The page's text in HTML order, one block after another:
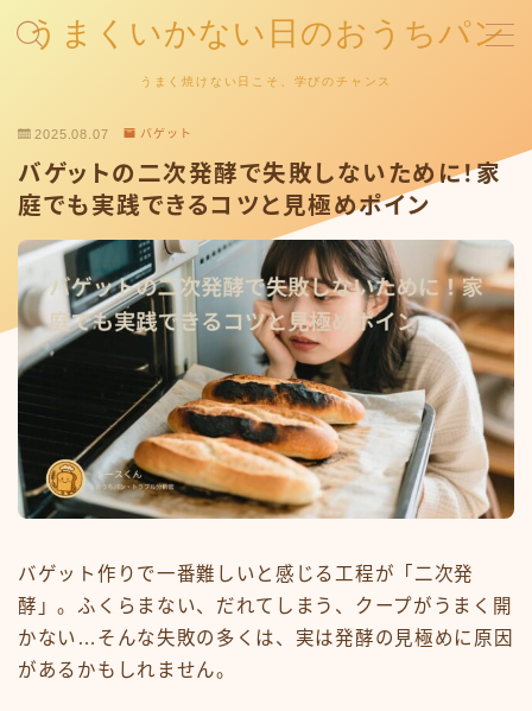
うまくいかない日のおうちパン
うまく焼けない日こそ、学びのチャンス
デモプリセット記事 #1
プライバシーポリシー
特定商取引法に基づく表記
2025.08.07 バゲット
バゲットの二次発酵で失敗しないために！家
庭でも実践できるコツと見極めポイン
バゲット作りで一番難しいと感じる工程が「二次発
酵」。ふくらまない、だれてしまう、クープがうまく開
かない…そんな失敗の多くは、実は発酵の見極めに原因
があるかもしれません。